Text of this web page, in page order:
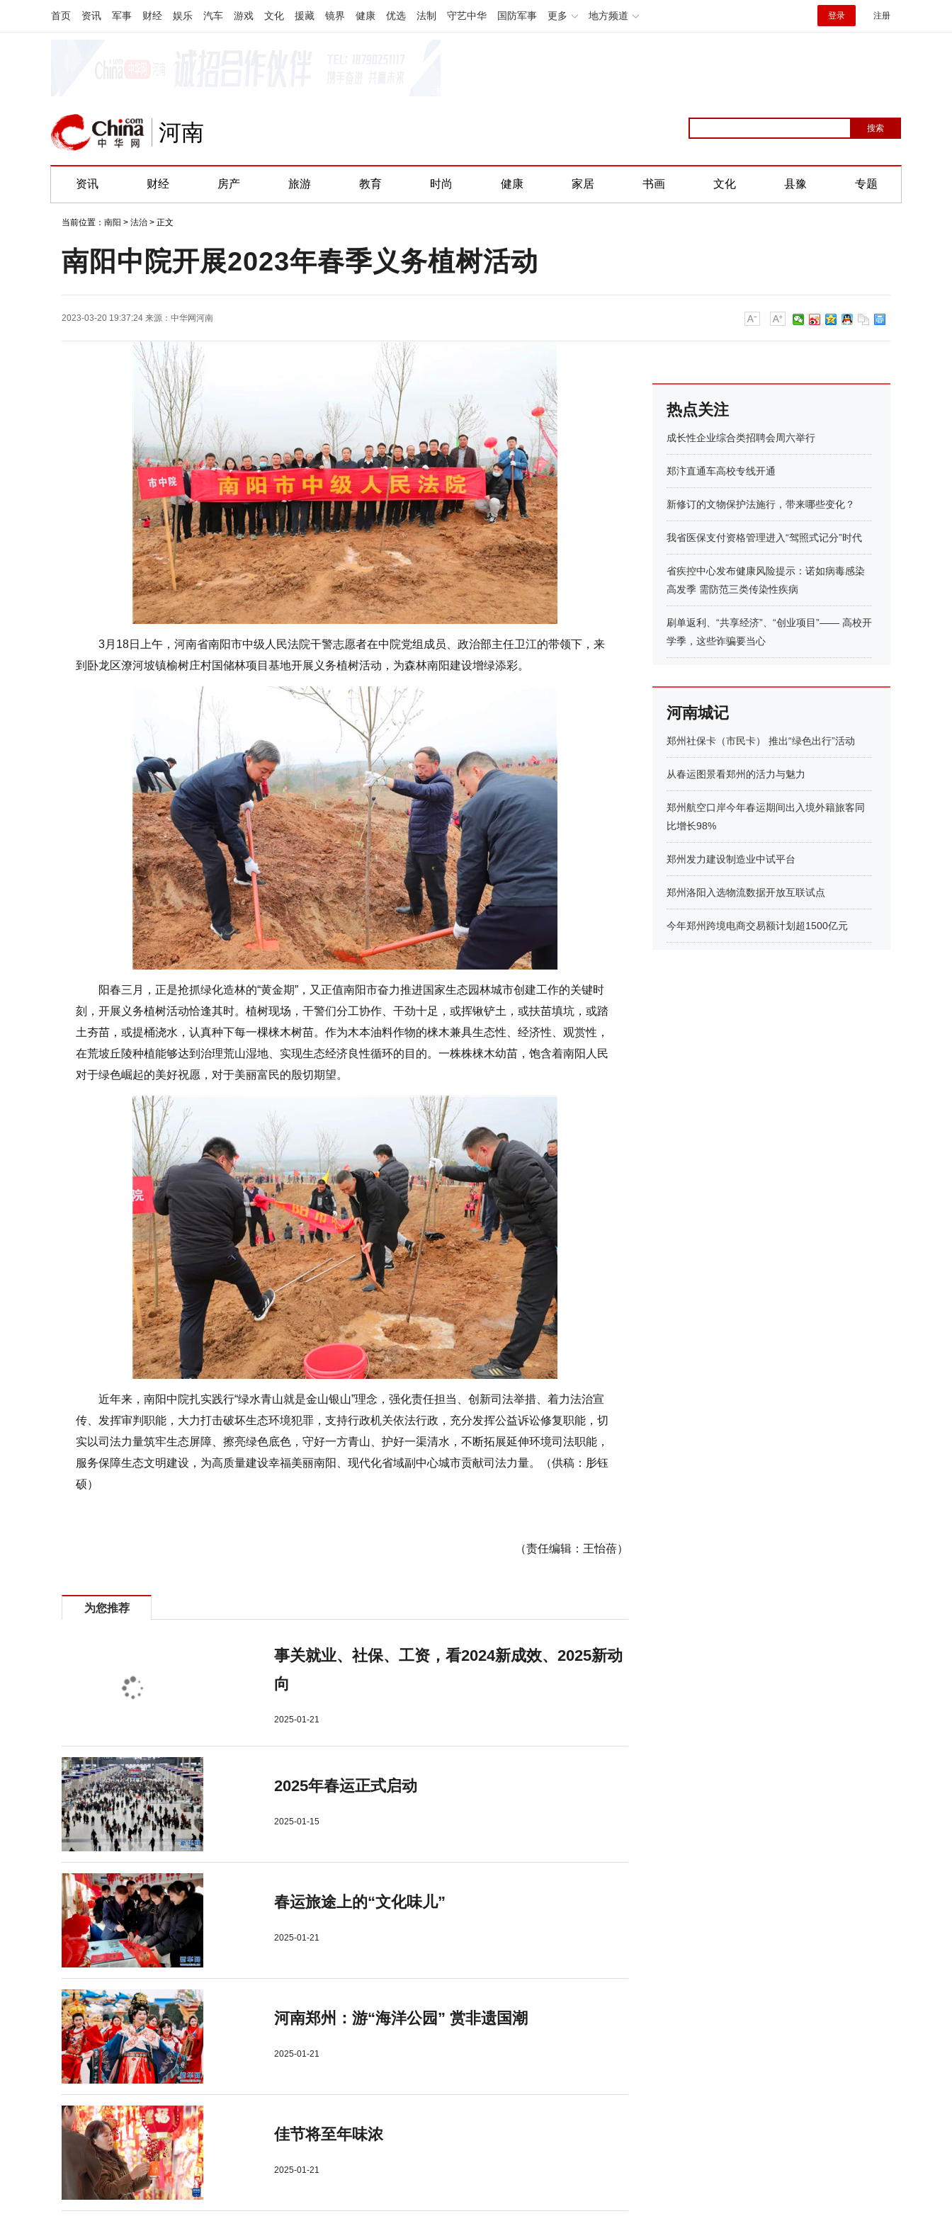
首页 资讯 军事 财经 娱乐 汽车 游戏 文化 援藏 镜界 健康 优选 法制 守艺中华 国防军事 更多 地方频道 登录 注册
河南
资讯 财经 房产 旅游 教育 时尚 健康 家居 书画 文化 县豫 专题
当前位置： 南阳 > 法治 > 正文
南阳中院开展2023年春季义务植树活动
2023-03-20 19:37:24 来源： 中华网河南
3月18日上午，河南省南阳市中级人民法院干警志愿者在中院党组成员、政治部主任卫江的带领下，来
到卧龙区潦河坡镇榆树庄村国储林项目基地开展义务植树活动，为森林南阳建设增绿添彩。
阳春三月，正是抢抓绿化造林的“黄金期”，又正值南阳市奋力推进国家生态园林城市创建工作的关键时
刻，开展义务植树活动恰逢其时。植树现场，干警们分工协作、干劲十足，或挥锹铲土，或扶苗填坑，或踏
土夯苗，或提桶浇水，认真种下每一棵梾木树苗。作为木本油料作物的梾木兼具生态性、经济性、观赏性，
在荒坡丘陵种植能够达到治理荒山湿地、实现生态经济良性循环的目的。一株株梾木幼苗，饱含着南阳人民
对于绿色崛起的美好祝愿，对于美丽富民的殷切期望。
近年来，南阳中院扎实践行“绿水青山就是金山银山”理念，强化责任担当、创新司法举措、着力法治宣
传、发挥审判职能，大力打击破坏生态环境犯罪，支持行政机关依法行政，充分发挥公益诉讼修复职能，切
实以司法力量筑牢生态屏障、擦亮绿色底色，守好一方青山、护好一渠清水，不断拓展延伸环境司法职能，
服务保障生态文明建设，为高质量建设幸福美丽南阳、现代化省域副中心城市贡献司法力量。（供稿：肜钰
硕）
（责任编辑：王怡蓓）
为您推荐
事关就业、社保、工资，看2024新成效、2025新动
向
2025-01-21
2025年春运正式启动
2025-01-15
春运旅途上的“文化味儿”
2025-01-21
河南郑州：游“海洋公园” 赏非遗国潮
2025-01-21
佳节将至年味浓
2025-01-21
热点关注
成长性企业综合类招聘会周六举行
郑汴直通车高校专线开通
新修订的文物保护法施行，带来哪些变化？
我省医保支付资格管理进入“驾照式记分”时代
省疾控中心发布健康风险提示：诺如病毒感染
高发季 需防范三类传染性疾病
刷单返利、“共享经济”、“创业项目”—— 高校开
学季，这些诈骗要当心
河南城记
郑州社保卡（市民卡） 推出“绿色出行”活动
从春运图景看郑州的活力与魅力
郑州航空口岸今年春运期间出入境外籍旅客同
比增长98%
郑州发力建设制造业中试平台
郑州洛阳入选物流数据开放互联试点
今年郑州跨境电商交易额计划超1500亿元